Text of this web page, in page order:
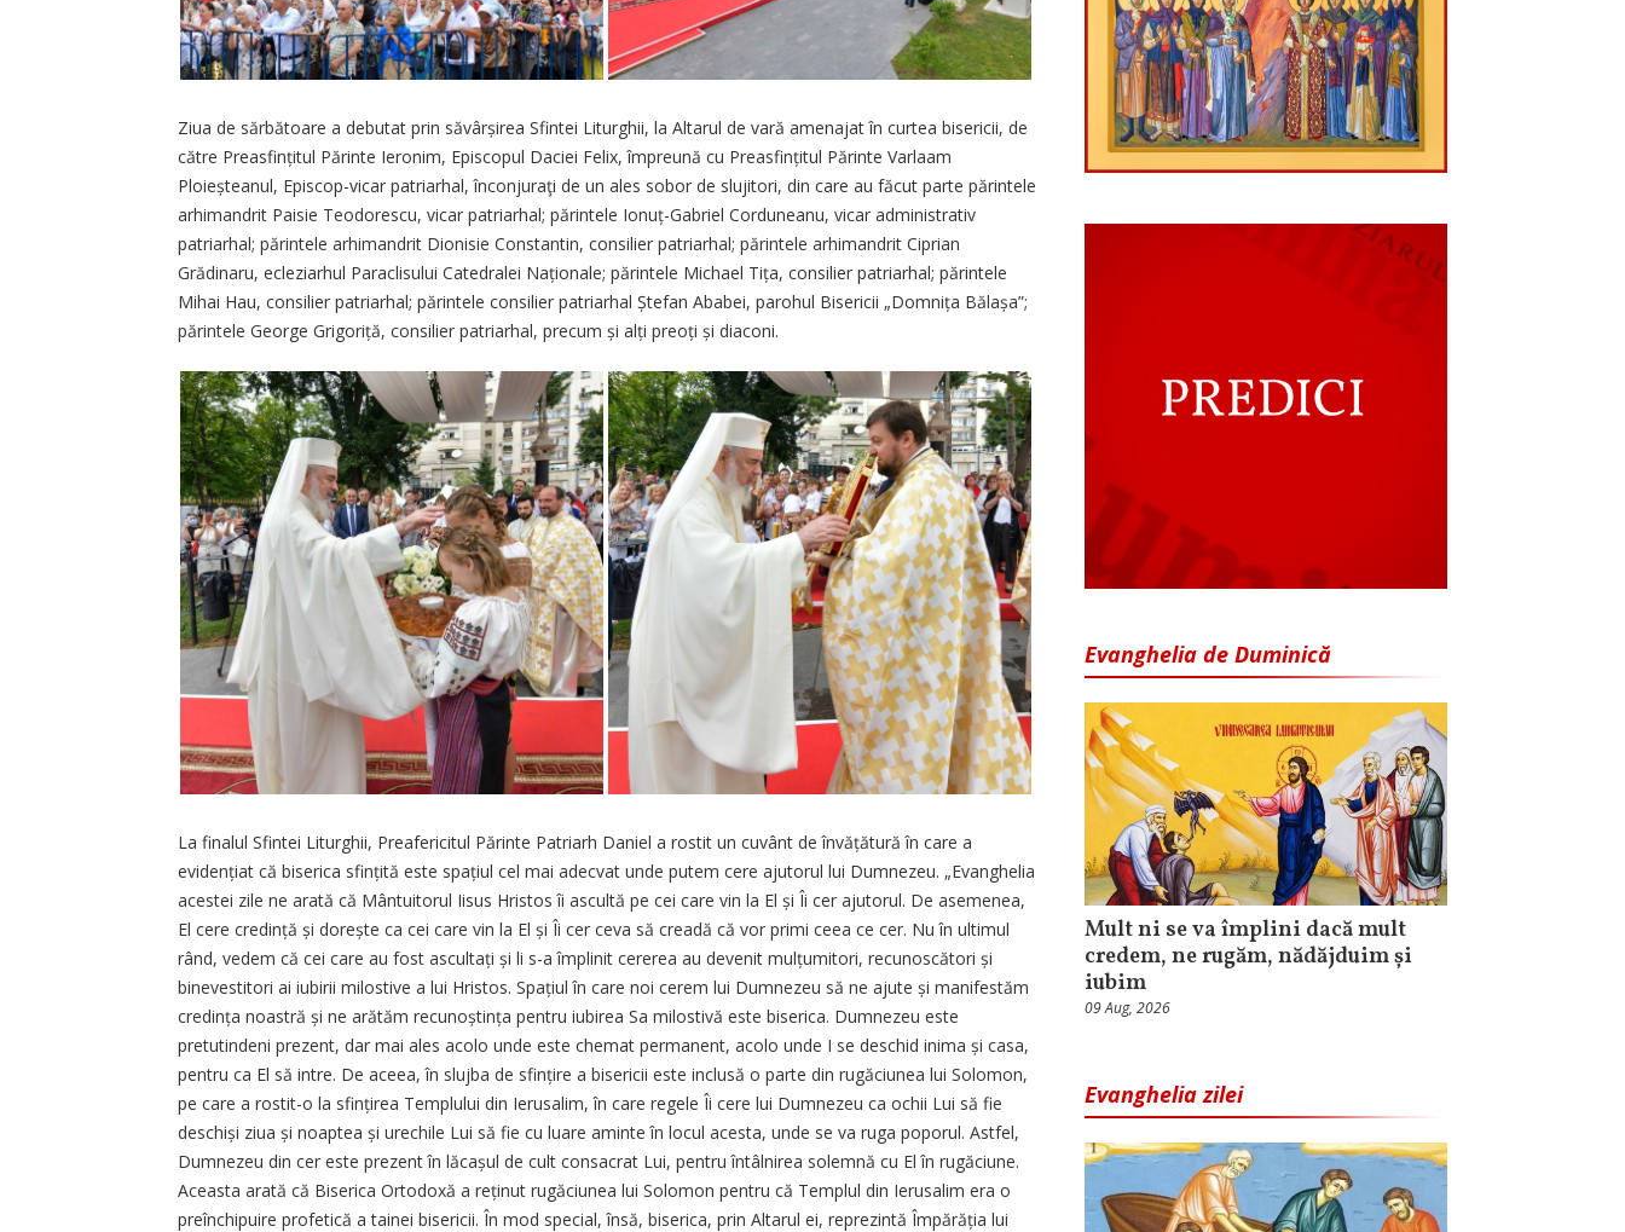
Ziua de sărbătoare a debutat prin săvârșirea Sfintei Liturghii, la Altarul de vară amenajat în curtea bisericii, de
către Preasfințitul Părinte Ieronim, Episcopul Daciei Felix, împreună cu Preasfințitul Părinte Varlaam
Ploieșteanul, Episcop-vicar patriarhal, înconjuraţi de un ales sobor de slujitori, din care au făcut parte părintele
arhimandrit Paisie Teodorescu, vicar patriarhal; părintele Ionuț-Gabriel Corduneanu, vicar administrativ
patriarhal; părintele arhimandrit Dionisie Constantin, consilier patriarhal; părintele arhimandrit Ciprian
Grădinaru, ecleziarhul Paraclisului Catedralei Naționale; părintele Michael Tița, consilier patriarhal; părintele
Mihai Hau, consilier patriarhal; părintele consilier patriarhal Ștefan Ababei, parohul Bisericii „Domnița Bălașa”;
părintele George Grigoriță, consilier patriarhal, precum și alți preoți și diaconi.
La finalul Sfintei Liturghii, Preafericitul Părinte Patriarh Daniel a rostit un cuvânt de învățătură în care a
evidențiat că biserica sfințită este spațiul cel mai adecvat unde putem cere ajutorul lui Dumnezeu. „Evanghelia
acestei zile ne arată că Mântuitorul Iisus Hristos îi ascultă pe cei care vin la El și Îi cer ajutorul. De asemenea,
El cere credință și dorește ca cei care vin la El și Îi cer ceva să creadă că vor primi ceea ce cer. Nu în ultimul
rând, vedem că cei care au fost ascultați și li s-a împlinit cererea au devenit mulțumitori, recunoscători și
binevestitori ai iubirii milostive a lui Hristos. Spațiul în care noi cerem lui Dumnezeu să ne ajute și manifestăm
credința noastră și ne arătăm recunoștința pentru iubirea Sa milostivă este biserica. Dumnezeu este
pretutindeni prezent, dar mai ales acolo unde este chemat permanent, acolo unde I se deschid inima și casa,
pentru ca El să intre. De aceea, în slujba de sfințire a bisericii este inclusă o parte din rugăciunea lui Solomon,
pe care a rostit-o la sfințirea Templului din Ierusalim, în care regele Îi cere lui Dumnezeu ca ochii Lui să fie
deschiși ziua și noaptea și urechile Lui să fie cu luare aminte în locul acesta, unde se va ruga poporul. Astfel,
Dumnezeu din cer este prezent în lăcașul de cult consacrat Lui, pentru întâlnirea solemnă cu El în rugăciune.
Aceasta arată că Biserica Ortodoxă a reținut rugăciunea lui Solomon pentru că Templul din Ierusalim era o
preînchipuire profetică a tainei bisericii. În mod special, însă, biserica, prin Altarul ei, reprezintă Împărăția lui
Evanghelia de Duminică
Mult ni se va împlini dacă mult
credem, ne rugăm, nădăjduim și
iubim
09 Aug, 2026
Evanghelia zilei